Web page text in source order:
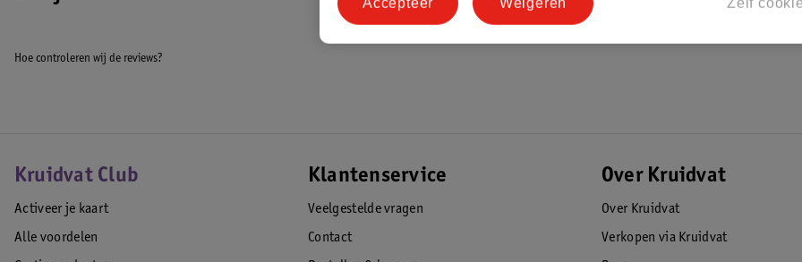
Hoe controleren wij de reviews?
Kruidvat Club
Activeer je kaart
Alle voordelen
Klantenservice
Veelgestelde vragen
Contact
Over Kruidvat
Over Kruidvat
Verkopen via Kruidvat